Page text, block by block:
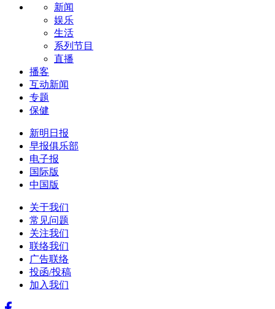
新闻
娱乐
生活
系列节目
直播
播客
互动新闻
专题
保健
新明日报
早报俱乐部
电子报
国际版
中国版
关于我们
常见问题
关注我们
联络我们
广告联络
投函/投稿
加入我们